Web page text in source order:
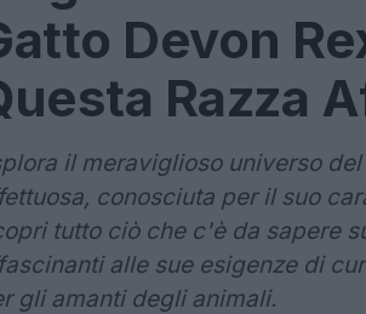
Devon
Razza
il meraviglioso universo
conosciuta per il suo
tutto ciò che c'è da sapere
alle sue esigenze di
gli amanti degli animali.